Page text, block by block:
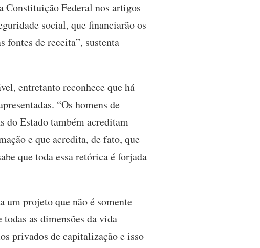
Constituição Federal nos artigos
social, que financiarão os
fontes de receita”, sustenta
entretanto reconhece que há
“Os homens de
do Estado também acreditam
e que acredita, de fato, que
que toda essa retórica é forjada
um projeto que não é somente
as dimensões da vida
privados de capitalização e isso